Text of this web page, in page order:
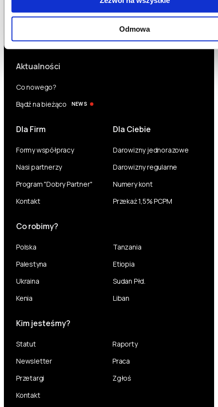
Odmowa
Aktualności
Co nowego?
Bądź na bieżąco
NEWS
Dla Firm
Formy współpracy
Nasi partnerzy
Program "Dobry Partner"
Kontakt
Dla Ciebie
Darowizny jednorazowe
Darowizny regularne
Numery kont
Przekaż 1,5% PCPM
Co robimy?
Polska
Palestyna
Ukraina
Kenia
Tanzania
Etiopia
Sudan Płd.
Liban
Kim jesteśmy?
Statut
Raporty
Newsletter
Praca
Przetargi
Zgłoś
Kontakt